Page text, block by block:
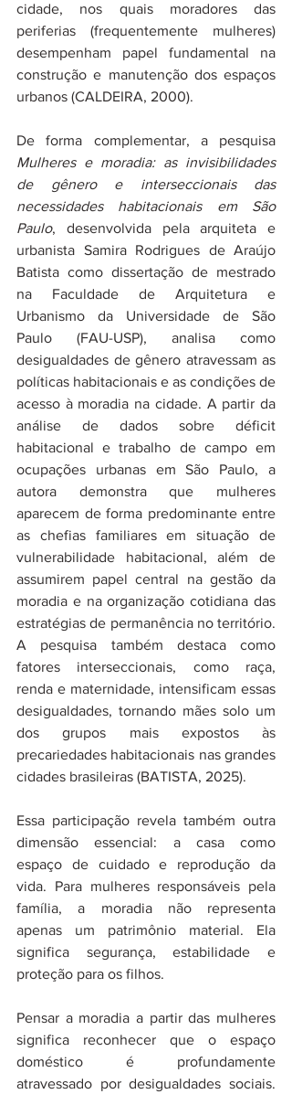
cidade, nos quais moradores das
periferias (frequentemente mulheres)
desempenham papel fundamental na
construção e manutenção dos espaços
urbanos (CALDEIRA, 2000).
Mulheres e moradia: as invisibilidades
de gênero e interseccionais das
necessidades habitacionais em São
Paulo, desenvolvida pela arquiteta e
urbanista Samira Rodrigues de Araújo
Batista como dissertação de mestrado
na Faculdade de Arquitetura e
Urbanismo da Universidade de São
Paulo (FAU-USP), analisa como
desigualdades de gênero atravessam as
políticas habitacionais e as condições de
acesso à moradia na cidade. A partir da
análise de dados sobre déficit
habitacional e trabalho de campo em
ocupações urbanas em São Paulo, a
autora demonstra que mulheres
aparecem de forma predominante entre
as chefias familiares em situação de
vulnerabilidade habitacional, além de
assumirem papel central na gestão da
moradia e na organização cotidiana das
estratégias de permanência no território.
A pesquisa também destaca como
fatores interseccionais, como raça,
renda e maternidade, intensificam essas
desigualdades, tornando mães solo um
dos grupos mais expostos às
precariedades habitacionais nas grandes
cidades brasileiras (BATISTA, 2025).
Essa participação revela também outra
dimensão essencial: a casa como
espaço de cuidado e reprodução da
vida. Para mulheres responsáveis pela
família, a moradia não representa
apenas um patrimônio material. Ela
significa segurança, estabilidade e
proteção para os filhos.
Pensar a moradia a partir das mulheres
significa reconhecer que o espaço
doméstico é profundamente
atravessado por desigualdades sociais.